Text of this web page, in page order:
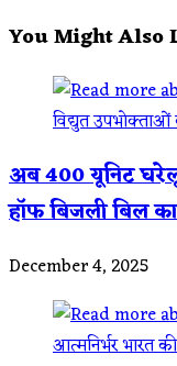
You Might Also
अब 400 यूनिट
हॉफ बिजली बिल
December 4, 2025